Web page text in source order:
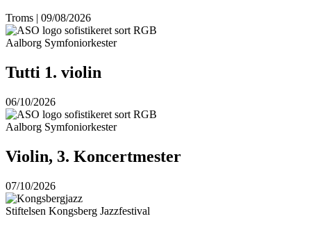
Troms | 09/08/2026
Aalborg Symfoniorkester
Tutti 1. violin
06/10/2026
Aalborg Symfoniorkester
Violin, 3. Koncertmester
07/10/2026
Stiftelsen Kongsberg Jazzfestival